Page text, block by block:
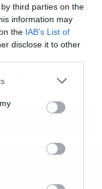
third parties on the
information may
the IAB’s List of
disclose it to other
στα ομόλογα
κρίσης
του Τζο Μπάιντεν